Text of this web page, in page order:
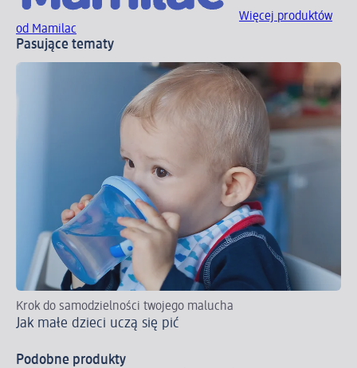
Więcej produktów
od Mamilac
Pasujące tematy
Krok do samodzielności twojego malucha
Jak małe dzieci uczą się pić
Podobne produkty